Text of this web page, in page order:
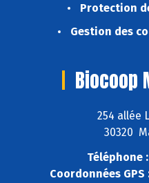
Protection
Gestion des
Biocoop
254 allée
30320
Téléphone :
Coordonnées GPS